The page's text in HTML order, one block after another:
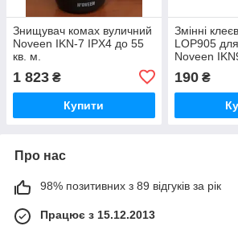
Знищувач комах вуличний
Noveen IKN-7 IPX4 до 55
кв. м.
1 823 ₴
Купити
Змінні
LOP905
Noveen
190₴
Про нас
98% позитивних з 89 відгуків за рік
Працює з 15.12.2013